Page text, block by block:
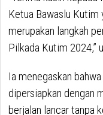
Ketua Bawaslu Kutim
merupakan langkah
Pilkada Kutim 2024,”
Ia menegaskan
dipersiapkan dengan
berjalan lancar tanpa